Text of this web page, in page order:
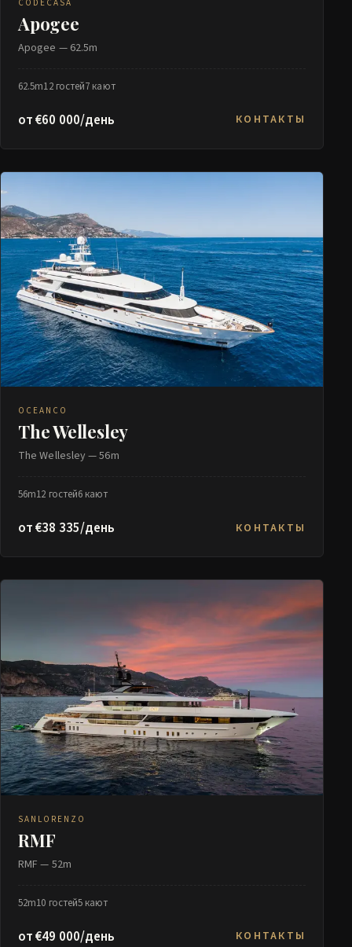
CODECASA
Apogee
Apogee — 62.5m
62.5m12 гостей7 кают
от €60 000/день КОНТАКТЫ
OCEANCO
The Wellesley
The Wellesley — 56m
56m12 гостей6 кают
от €38 335/день КОНТАКТЫ
SANLORENZO
RMF
RMF — 52m
52m10 гостей5 кают
от €49 000/день КОНТАКТЫ